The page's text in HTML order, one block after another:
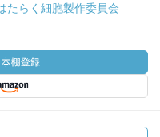
たらく細胞製作委員会